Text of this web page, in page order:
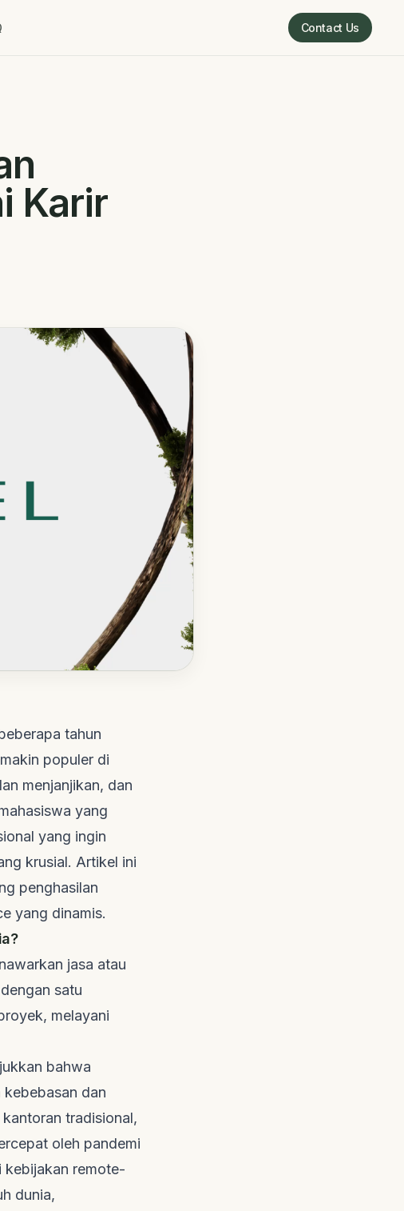
Contact Us
Contact Us
Karir
tahun
populer di
menjanjikan, dan
yang
yang ingin
krusial. Artikel ini
penghasilan
yang dinamis.
jasa atau
satu
melayani
bahwa
dan
tradisional,
oleh pandemi
kebijakan remote-
dunia,